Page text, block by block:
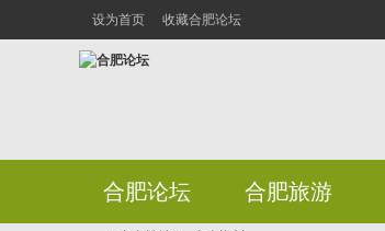
设为首页 收藏合肥论坛
合肥论坛 合肥旅游